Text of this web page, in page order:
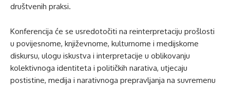
društvenih praksi.
Konferencija će se usredotočiti na reinterpretaciju prošlosti
u povijesnome, književnome, kulturnome i medijskome
diskursu, ulogu iskustva i interpretacije u oblikovanju
kolektivnoga identiteta i političkih narativa, utjecaju
postistine, medija i narativnoga prepravljanja na suvremenu